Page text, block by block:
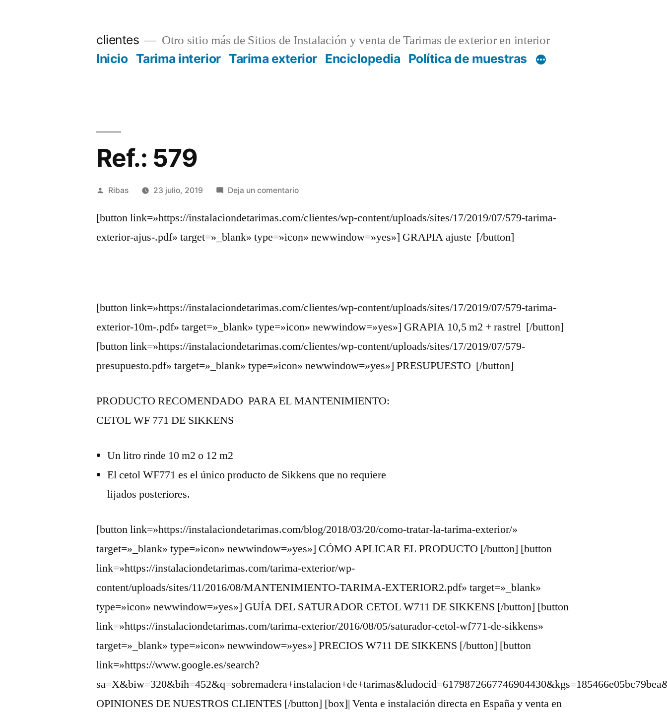
clientes Otro sitio más de Sitios de Instalación y venta de Tarimas de exterior en interior
Inicio Tarima interior Tarima exterior Enciclopedia Política de muestras
Ref.: 579
Publicado
Ribas 23 julio, 2019 Deja un comentarioen
579
[button link=»https://instalaciondetarimas.com/clientes/wp-content/uploads/sites/17/2019/07/579-tarima-
exterior-ajus-.pdf» target=»_blank» type=»icon» newwindow=»yes»] GRAPIA ajuste [/button]
[button link=»https://instalaciondetarimas.com/clientes/wp-content/uploads/sites/17/2019/07/579-tarima-
exterior-10m-.pdf» target=»_blank» type=»icon» newwindow=»yes»] GRAPIA 10,5 m2 + rastrel [/button]
[button link=»https://instalaciondetarimas.com/clientes/wp-content/uploads/sites/17/2019/07/579-
presupuesto.pdf» target=»_blank» type=»icon» newwindow=»yes»] PRESUPUESTO [/button]
PRODUCTO RECOMENDADO PARA EL MANTENIMIENTO:
CETOL WF 771 DE SIKKENS
Un litro rinde 10 m2 o 12 m2
El cetol WF771 es el único producto de Sikkens que no requiere
lijados posteriores.
[button link=»https://instalaciondetarimas.com/blog/2018/03/20/como-tratar-la-tarima-exterior/»
target=»_blank» type=»icon» newwindow=»yes»] CÓMO APLICAR EL PRODUCTO [/button] [button
link=»https://instalaciondetarimas.com/tarima-exterior/wp-
content/uploads/sites/11/2016/08/MANTENIMIENTO-TARIMA-EXTERIOR2.pdf» target=»_blank»
type=»icon» newwindow=»yes»] GUÍA DEL SATURADOR CETOL W711 DE SIKKENS [/button] [button
link=»https://instalaciondetarimas.com/tarima-exterior/2016/08/05/saturador-cetol-wf771-de-sikkens»
target=»_blank» type=»icon» newwindow=»yes»] PRECIOS W711 DE SIKKENS [/button] [button
link=»https://www.google.es/search?
OPINIONES DE NUESTROS CLIENTES [/button] [box]| Venta e instalación directa en España y venta en